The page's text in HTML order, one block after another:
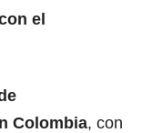
el
Colombia, con